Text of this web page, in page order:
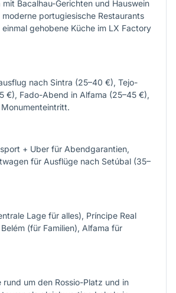
mit Bacalhau-Gerichten und Hauswein
portugiesische Restaurants
gehobene Küche im LX Factory
nach Sintra (25–40 €), Tejo-
€), Fado-Abend in Alfama (25–45 €),
+ Uber für Abendgarantien,
für Ausflüge nach Setúbal (35–
Lage für alles), Príncipe Real
(für Familien), Alfama für
rund um den Rossio-Platz und in